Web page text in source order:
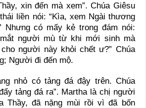
xin đến mà xem”. Chúa Giêsu
liền nói: “Kìa, xem Ngài thương
Nhưng có mấy kẻ trong đám nói:
người mù từ khi mới sinh mà
người này khỏi chết ư?” Chúa
Người đi đến mộ.
nhỏ có tảng đá đậy trên. Chúa
tảng đá ra”. Martha là chị người
Thầy, đã nặng mùi rồi vì đã bốn